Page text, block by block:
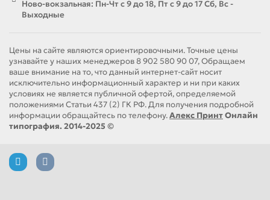
Ново-вокзальная: Пн-Чт с 9 до 18, Пт с 9 до 17 Сб, Вс -
Выходные
Цены на сайте являются ориентировочными. Точные цены
узнавайте у наших менеджеров 8 902 580 90 07, Обращаем
ваше внимание на то, что данный интернет-сайт носит
исключительно информационный характер и ни при каких
условиях не является публичной офертой, определяемой
положениями Статьи 437 (2) ГК РФ. Для получения подробной
информации обращайтесь по телефону.Алекс ПринтОнлайн
типография. 2014-2025 ©